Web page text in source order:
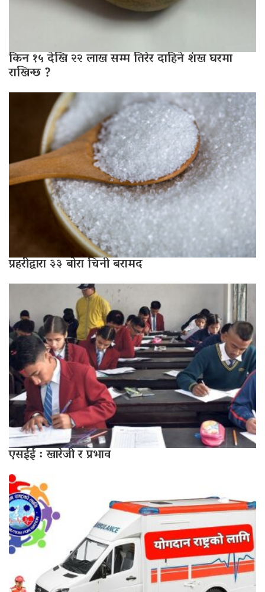
किन १५ देखि २२ लाख सम्म तिरेर दाहिने शंख घरमा
राखिन्छ ?
प्रहरीद्वारा ३३ बोरा चिनी बरामद
एसईई : खारेजी र प्रभाव